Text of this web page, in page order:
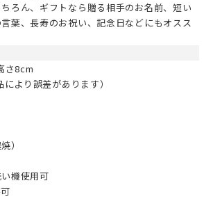
ろん、ギフトなら贈る相手のお名前、短い
葉、長寿のお祝い、記念日などにもオスス
さ8cm
より誤差があります）
）
機使用可